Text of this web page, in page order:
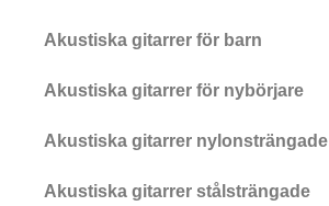
Akustiska gitarrer för barn
Akustiska gitarrer för nybörjare
Akustiska gitarrer nylonsträngade
Akustiska gitarrer stålsträngade